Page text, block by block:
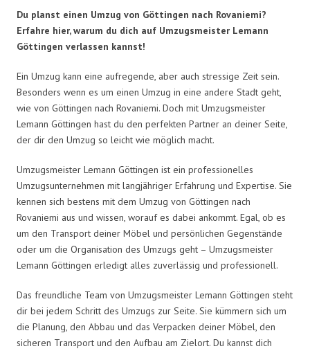
Du planst einen Umzug von Göttingen nach Rovaniemi?
Erfahre hier, warum du dich auf Umzugsmeister Lemann
Göttingen verlassen kannst!
Ein Umzug kann eine aufregende, aber auch stressige Zeit sein.
Besonders wenn es um einen Umzug in eine andere Stadt geht,
wie von Göttingen nach Rovaniemi. Doch mit Umzugsmeister
Lemann Göttingen hast du den perfekten Partner an deiner Seite,
der dir den Umzug so leicht wie möglich macht.
Umzugsmeister Lemann Göttingen ist ein professionelles
Umzugsunternehmen mit langjähriger Erfahrung und Expertise. Sie
kennen sich bestens mit dem Umzug von Göttingen nach
Rovaniemi aus und wissen, worauf es dabei ankommt. Egal, ob es
um den Transport deiner Möbel und persönlichen Gegenstände
oder um die Organisation des Umzugs geht – Umzugsmeister
Lemann Göttingen erledigt alles zuverlässig und professionell.
Das freundliche Team von Umzugsmeister Lemann Göttingen steht
dir bei jedem Schritt des Umzugs zur Seite. Sie kümmern sich um
die Planung, den Abbau und das Verpacken deiner Möbel, den
sicheren Transport und den Aufbau am Zielort. Du kannst dich